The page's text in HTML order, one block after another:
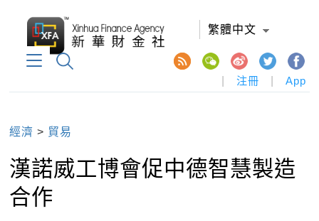
繁體中文
注冊 App
經濟 > 貿易
漢諾威工博會促中德智慧製造
合作